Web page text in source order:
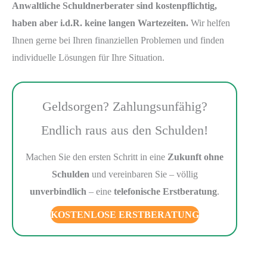
Anwaltliche Schuldnerberater sind kostenpflichtig,
haben aber i.d.R. keine langen Wartezeiten. Wir helfen
Ihnen gerne bei Ihren finanziellen Problemen und finden
individuelle Lösungen für Ihre Situation.
Geldsorgen? Zahlungsunfähig?
Endlich raus aus den Schulden!
Machen Sie den ersten Schritt in eine Zukunft ohne
Schulden und vereinbaren Sie – völlig
unverbindlich – eine telefonische Erstberatung.
KOSTENLOSE ERSTBERATUNG